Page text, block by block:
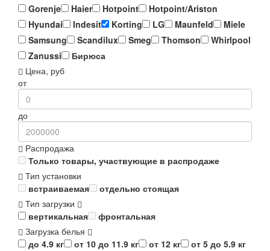
Gorenje
Haier Hotpoint
Hotpoint/Ariston
Hyundai
Indesit Korting LG Maunfeld
Miele
Samsung
Scandilux Smeg Thomson
Whirlpool
Zanussi
Бирюса
Цена, руб
от
до
Распродажа
Только товары, участвующие в распродаже
Тип установки
встраиваемая
отдельно стоящая
Тип загрузки
вертикальная
фронтальная
Загрузка белья
до 4.9 кг
от 10 до 11.9 кг от 12 кг
от 5 до 5.9 кг